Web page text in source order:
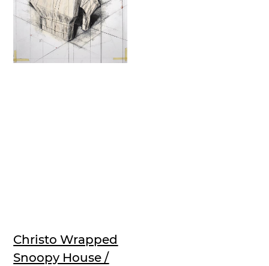
Christo Wrapped
Snoopy House /